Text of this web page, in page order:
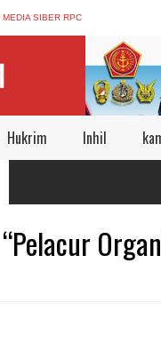
MEDIA SIBER RPC
Hukrim Inhil